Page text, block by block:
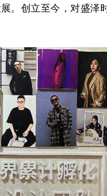
。创立至今，对盛泽